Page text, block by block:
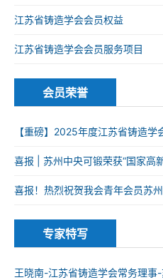
江苏省铸造学会会员权益
江苏省铸造学会会员服务项目
会员荣誉
【重磅】2025年度江苏省铸造学
秀科技工作者、优秀青年科技工
喜报 | 苏州中央可锻荣获“国家高
喜报！热烈祝贺我会青年会员苏
2025年度资源循环利用领域优秀
专家特写
王晓南-江苏省铸造学会常务理事